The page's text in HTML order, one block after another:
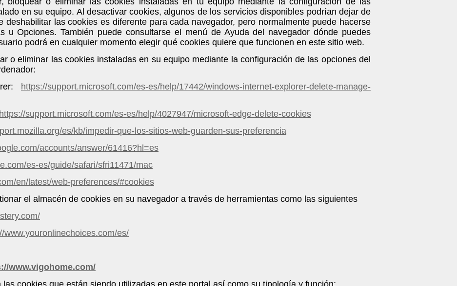
en su equipo. Al desactivar cookies, algunos de los servicios disponibles podrían dejar de
deshabilitar las cookies es diferente para cada navegador, pero normalmente puede hacerse
u Opciones. También puede consultarse el menú de Ayuda del navegador dónde puedes
podrá en cualquier momento elegir qué cookies quiere que funcionen en este sitio web.
o eliminar las cookies instaladas en su equipo mediante la configuración de las opciones del
https://support.microsoft.com/es-es/help/17442/windows-internet-explorer-delete-manage-
https://support.microsoft.com/es-es/help/4027947/microsoft-edge-delete-cookies
es/kb/impedir-que-los-sitios-web-guarden-sus-preferencia
accounts/answer/61416?hl=es
es-es/guide/safari/sfri11471/mac
en/latest/web-preferences/#cookies
el almacén de cookies en su navegador a través de herramientas como las siguientes
www.youronlinechoices.com/es/
www.vigohome.com/
cookies que están siendo utilizadas en este portal así como su tipología y función: